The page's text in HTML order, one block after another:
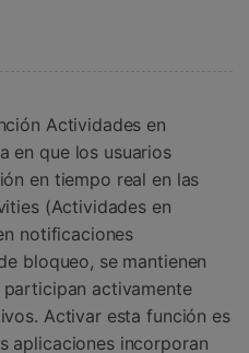
Actividades en
en que los usuarios
en tiempo real en las
(Actividades en
notificaciones
bloqueo, se mantienen
activamente
Activar esta función es
aplicaciones incorporan